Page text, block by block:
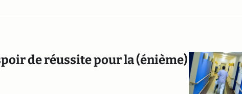
de réussite pour la (énième)